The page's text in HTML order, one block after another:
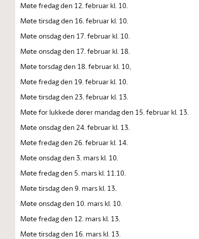
Møte fredag den 12. februar kl. 10.
Møte tirsdag den 16. februar kl. 10.
Møte onsdag den 17. februar kl. 10.
Møte onsdag den 17. februar kl. 18.
Møte torsdag den 18. februar kl. 10,
Møte fredag den 19. februar kl. 10.
Møte tirsdag den 23. februar kl. 13.
Møte for lukkede dører mandag den 15. februar kl. 13.
Møte onsdag den 24. februar kl. 13.
Møte fredag den 26. februar kl. 14.
Møte onsdag den 3. mars kl. 10.
Møte fredag den 5. mars kl. 11.10.
Møte tirsdag den 9. mars kl. 13.
Møte onsdag den 10. mars kl. 10.
Møte fredag den 12. mars kl. 13.
Møte tirsdag den 16. mars kl. 13.